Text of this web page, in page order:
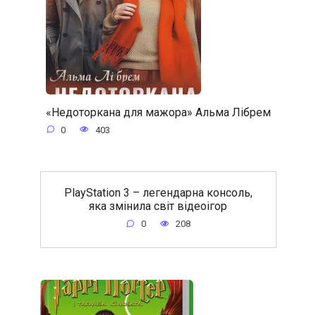
«Недоторкана для мажора» Альма Лібрем
0 403
PlayStation 3 – легендарна консоль,
яка змінила світ відеоігор
0 208